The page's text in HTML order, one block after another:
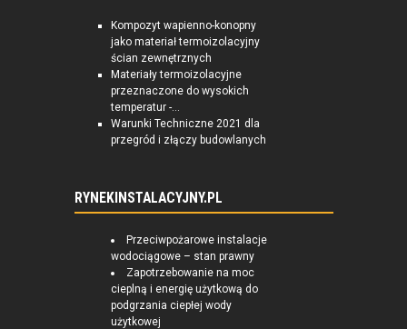
Kompozyt wapienno-konopny
jako materiał termoizolacyjny
ścian zewnętrznych
Materiały termoizolacyjne
przeznaczone do wysokich
temperatur -...
Warunki Techniczne 2021 dla
przegród i złączy budowlanych
RYNEKINSTALACYJNY.PL
Przeciwpożarowe instalacje
wodociągowe – stan prawny
Zapotrzebowanie na moc
cieplną i energię użytkową do
podgrzania ciepłej wody
użytkowej